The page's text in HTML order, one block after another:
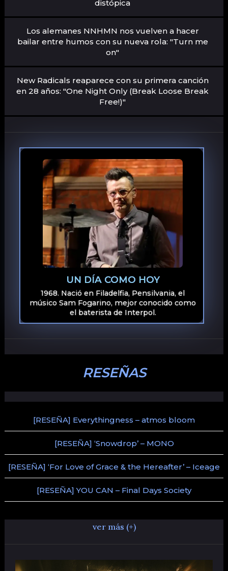
distópica
Los alemanes NNHMN nos vuelven a hacer
bailar entre humos con su nueva rola: "Turn me
on"
New Radicals reaparece con su primera canción
en 28 años: "One Night Only (Break Loose Break
Free!)"
UN DÍA COMO HOY
1968. Nació en Filadelfia, Pensilvania, el
músico Sam Fogarino, mejor conocido como
el baterista de Interpol.
RESEÑAS
[RESEÑA] Everythingness – atmos bloom
[RESEÑA] ‘Snowdrop’ – MONO
[RESEÑA] ‘For Love of Grace & the Hereafter’ – Iceage
[RESEÑA] YOU CAN – Final Days Society
ver más (+)